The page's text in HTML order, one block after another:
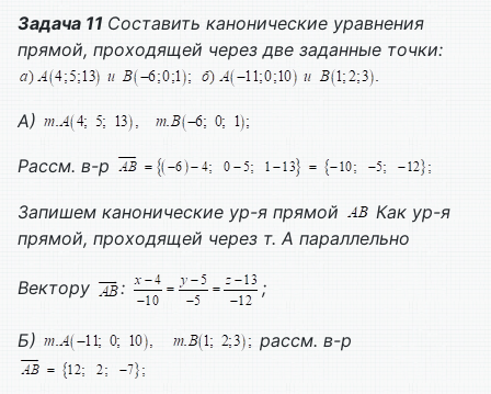
Задача 11 Составить канонические уравнения
прямой, проходящей через две заданные точки:
А)
Рассм. в-р
Запишем канонические ур-я прямой
Как ур-я
прямой, проходящей через т. А параллельно
Вектору : ;
Б) рассм. в-р